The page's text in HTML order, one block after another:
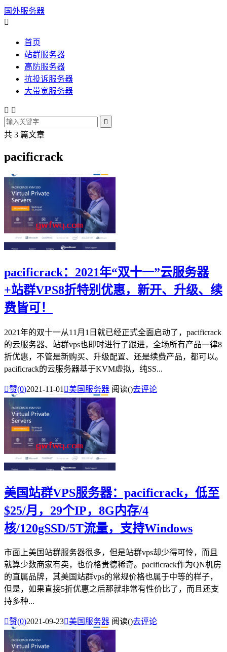
国外服务器

首页
站群服务器
高防服务器
抗投诉服务器
大带宽服务器
 

共 3 篇文章
pacificrack
pacificrack：2021年“双十一”云服务器
+站群VPS8折特别优惠，新开、升级、续
费皆可！
2021年的双十一从11月1日就已经正式全面启动了，pacificrack
的云服务器、站群vps也即时进行了跟进，全场所有产品一律8
折优惠，不管是新购买、升级配置、还是续费产品，都可以。
pacificrack的云服务器基于KVM虚拟，纯SS...
赞(0)2021-11-01 美国服务器 阅读()去评论
美国站群VPS服务器：pacificrack，低至
$25/月，29个IP，8G内存/4
核/120gSSD/5T流量，支持Windows
市面上美国站群服务器很多，但是站群vps却少得可怜，而且
就算少数商家有卖，也价格贵德稀奇。pacificrack作为QN机房
的直属品牌，其美国站群vps的常规价格也属于中等的样子，
但是，如果直接5折优惠之后那就非常有性价比了，而且还支
持多种...
赞(0)2021-09-23美国服务器 阅读()去评论